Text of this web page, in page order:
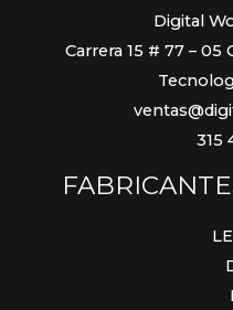
Digital
Carrera 15 # 77 –
315